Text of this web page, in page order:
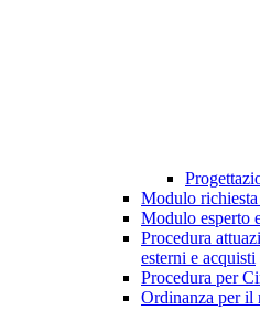
Modulo
Modulo esperto
Procedura
esterni e acquisti
Procedura per
Ordinanza per il